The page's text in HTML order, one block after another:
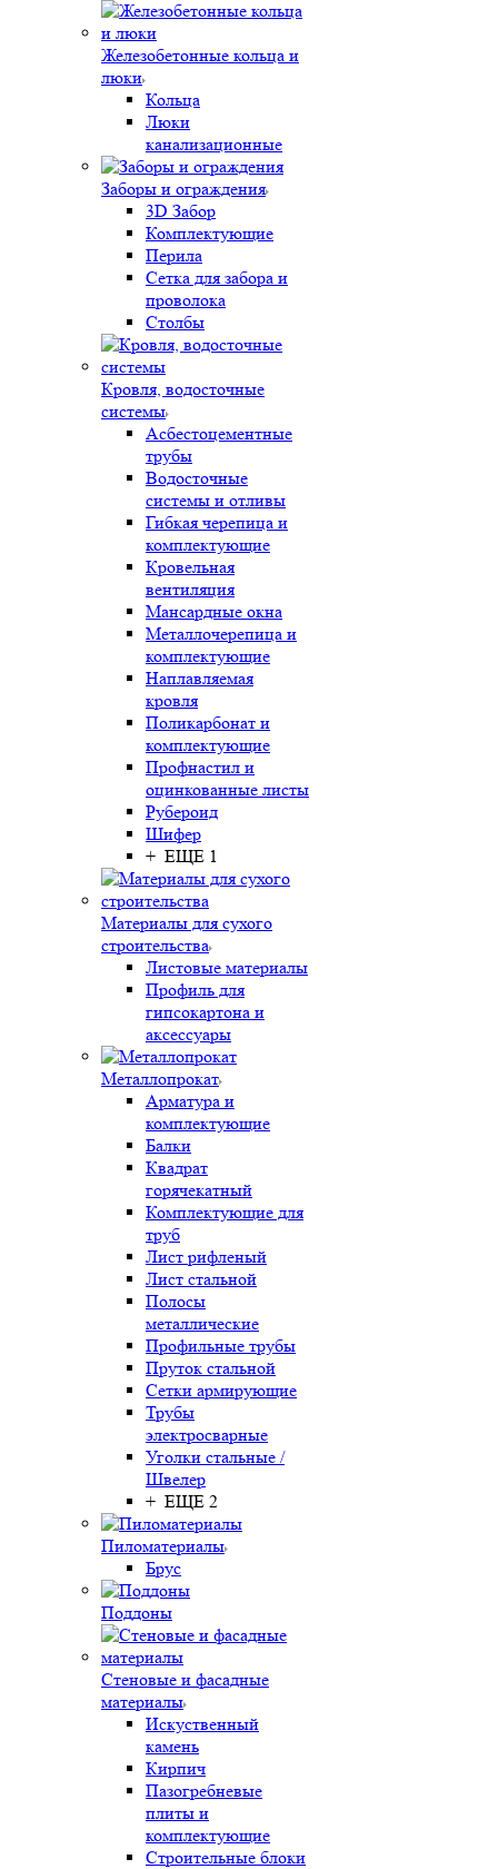
Железобетонные кольца и
люки
Кольца
Люки
канализационные
Заборы и ограждения
3D Забор
Комплектующие
Перила
Сетка для забора и
проволока
Столбы
Кровля, водосточные
системы
Асбестоцементные
трубы
Водосточные
системы и отливы
Гибкая черепица и
комплектующие
Кровельная
вентиляция
Мансардные окна
Металлочерепица и
комплектующие
Наплавляемая
кровля
Поликарбонат и
комплектующие
Профнастил и
оцинкованные листы
Рубероид
Шифер
+ ЕЩЕ 1
Материалы для сухого
строительства
Листовые материалы
Профиль для
гипсокартона и
аксессуары
Металлопрокат
Арматура и
комплектующие
Балки
Квадрат
горячекатный
Комплектующие для
труб
Лист рифленый
Лист стальной
Полосы
металлические
Профильные трубы
Пруток стальной
Сетки армирующие
Трубы
электросварные
Уголки стальные /
Швелер
+ ЕЩЕ 2
Пиломатериалы
Брус
Поддоны
Стеновые и фасадные
материалы
Искуственный
камень
Кирпич
Пазогребневые
плиты и
комплектующие
Строительные блоки